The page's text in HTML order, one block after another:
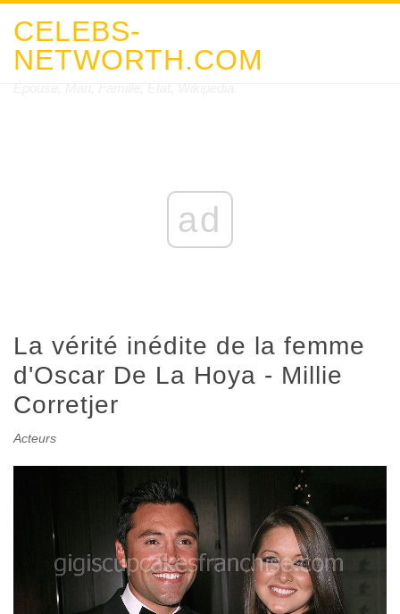
CELEBS-
NETWORTH.COM
ad
La vérité inédite de la femme
d'Oscar De La Hoya - Millie
Corretjer
Acteurs